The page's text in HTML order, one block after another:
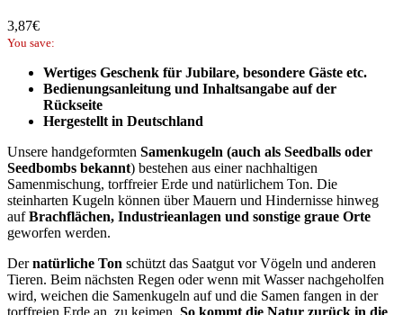
3,87€
You save:
Wertiges Geschenk für Jubilare, besondere Gäste etc.
Bedienungsanleitung und Inhaltsangabe auf der
Rückseite
Hergestellt in Deutschland
Unsere handgeformten Samenkugeln (auch als Seedballs oder
Seedbombs bekannt) bestehen aus einer nachhaltigen
Samenmischung, torffreier Erde und natürlichem Ton. Die
steinharten Kugeln können über Mauern und Hindernisse hinweg
aufBrachflächen, Industrieanlagen und sonstige graue Orte
geworfen werden.
Dernatürliche Ton schützt das Saatgut vor Vögeln und anderen
Tieren. Beim nächsten Regen oder wenn mit Wasser nachgeholfen
wird, weichen die Samenkugeln auf und die Samen fangen in der
torffreien Erde an, zu keimen. So kommt die Natur zurück in die